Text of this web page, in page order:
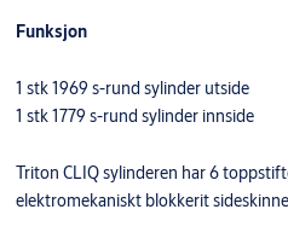
Funksjon
1 stk 1969 s-rund sylinder utside
1 stk 1779 s-rund sylinder innside
Triton CLIQ sylinderen har 6
elektromekaniskt blokkerit sideskinne.